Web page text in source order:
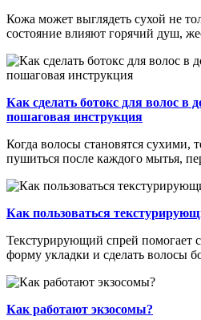
Кожа может выглядеть сухой не
состояние влияют горячий душ,
Как сделать ботокс для волос в
пошаговая инструкция
Когда волосы становятся сухими,
пушиться после каждого мытья,
Как пользоваться
Текстурирующий спрей помогает
форму укладки и сделать волосы
Как работают экзосомы?